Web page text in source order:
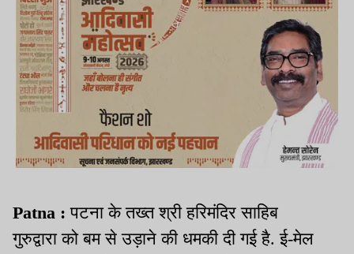
Patna : पटना के तख्त श्री हरिमंदिर साहिब
गुरुद्वारा को बम से उड़ाने की धमकी दी गई है. ई-मेल